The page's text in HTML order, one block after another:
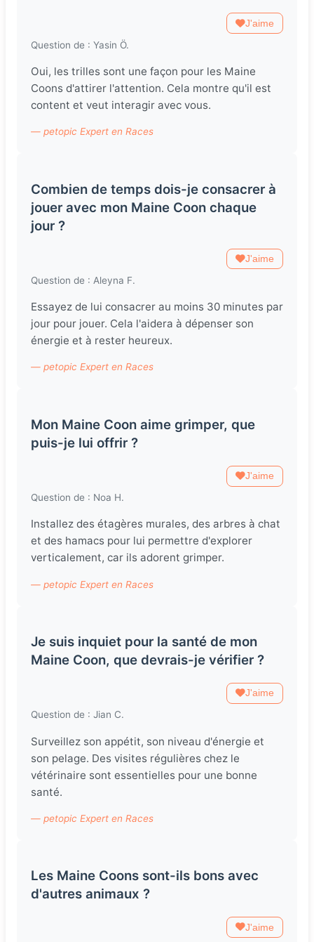
J'aime
Question de : Yasin Ö.
Oui, les trilles sont une façon pour les Maine
Coons d'attirer l'attention. Cela montre qu'il est
content et veut interagir avec vous.
— petopic Expert en Races
Combien de temps dois-je consacrer à
jouer avec mon Maine Coon chaque
jour ?
J'aime
Question de : Aleyna F.
Essayez de lui consacrer au moins 30 minutes par
jour pour jouer. Cela l'aidera à dépenser son
énergie et à rester heureux.
— petopic Expert en Races
Mon Maine Coon aime grimper, que
puis-je lui offrir ?
J'aime
Question de : Noa H.
Installez des étagères murales, des arbres à chat
et des hamacs pour lui permettre d'explorer
verticalement, car ils adorent grimper.
— petopic Expert en Races
Je suis inquiet pour la santé de mon
Maine Coon, que devrais-je vérifier ?
J'aime
Question de : Jian C.
Surveillez son appétit, son niveau d'énergie et
son pelage. Des visites régulières chez le
vétérinaire sont essentielles pour une bonne
santé.
— petopic Expert en Races
Les Maine Coons sont-ils bons avec
d'autres animaux ?
J'aime